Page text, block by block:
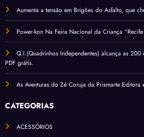
Aumenta a tensão em Brigões do Asfalto, que
Power-kon Na Feira Nacional da Criança
Q.I.(Quadrinhos Independentes) alcança as
PDF grátis.
As Aventuras do Zé Coruja da Prismarte Editora
CATEGORIAS
ACESSÓRIOS